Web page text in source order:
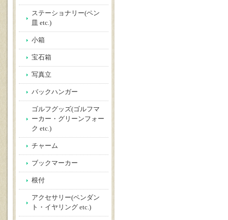
ステーショナリー(ペン
皿 etc.)
小箱
宝石箱
写真立
バックハンガー
ゴルフグッズ(ゴルフマ
ーカー・グリーンフォー
ク etc.)
チャーム
ブックマーカー
根付
アクセサリー(ペンダン
ト・イヤリング etc.)